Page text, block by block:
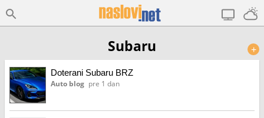
Subaru +
Doterani Subaru BRZ
Auto blog pre 1 dan